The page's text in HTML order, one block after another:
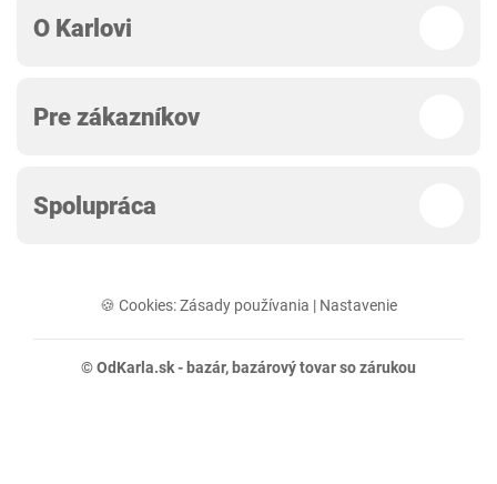
O Karlovi
Pre zákazníkov
Spolupráca
🍪 Cookies:Zásady používania | Nastavenie
© OdKarla.sk - bazár, bazárový tovar so zárukou